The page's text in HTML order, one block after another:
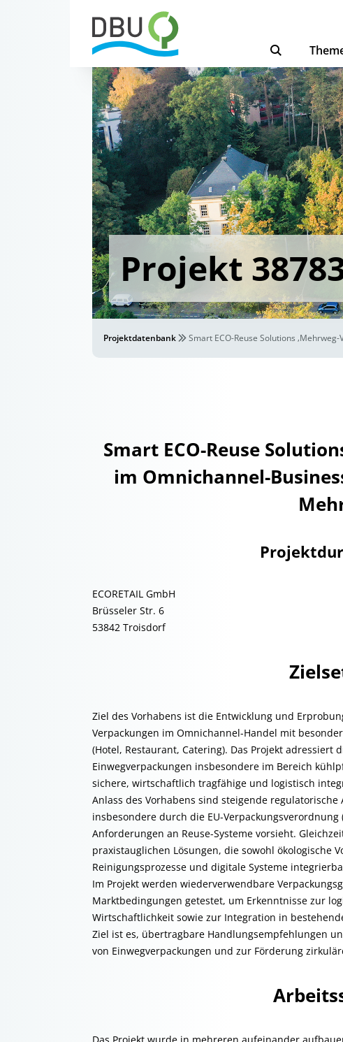
Projekt
Projektdatenbank Smart ECO-Reuse Solutions
Smart ECO-Reuse
im Omnichannel-
ECORETAIL GmbH
Brüsseler Str. 6
53842 Troisdorf
Ziel des Vorhabens ist die Entwicklung und
Verpackungen im Omnichannel-Handel mit
(Hotel, Restaurant, Catering). Das Projekt adressiert
Einwegverpackungen insbesondere im Bereich
sichere, wirtschaftlich tragfähige und logistisch
Anlass des Vorhabens sind steigende
insbesondere durch die EU-
Anforderungen an Reuse-Systeme vorsieht.
praxistauglichen Lösungen, die sowohl ökologische
Reinigungsprozesse und digitale Systeme
Im Projekt werden wiederverwendbare
Marktbedingungen getestet, um Erkenntnisse zur
Wirtschaftlichkeit sowie zur Integration in
Ziel ist es, übertragbare Handlungsempfehlungen
von Einwegverpackungen und zur Förderung